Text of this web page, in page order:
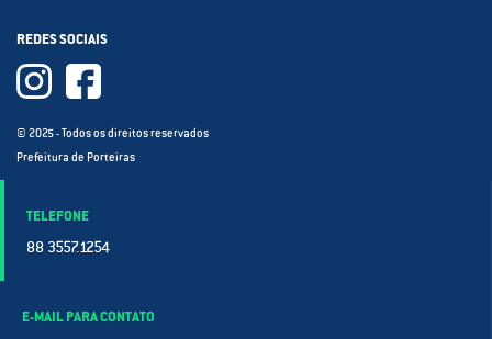
REDES SOCIAIS
© 2025 - Todos os direitos reservados
Prefeitura de Porteiras
TELEFONE
88 3557.1254
E-MAIL PARA CONTATO